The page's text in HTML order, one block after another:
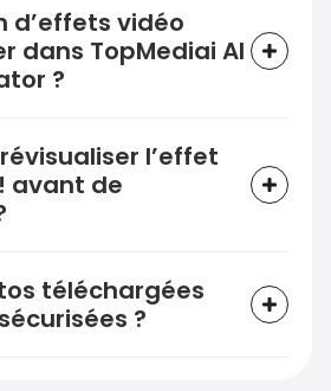
d’effets vidéo
dans TopMediai AI
?
l’effet
avant de
téléchargées
?